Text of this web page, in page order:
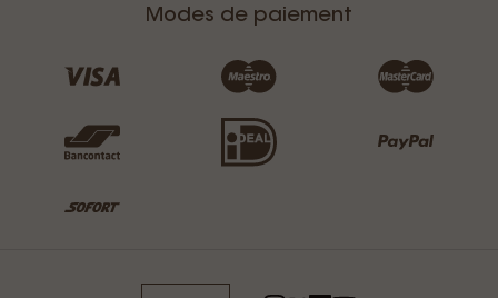
Modes de paiement